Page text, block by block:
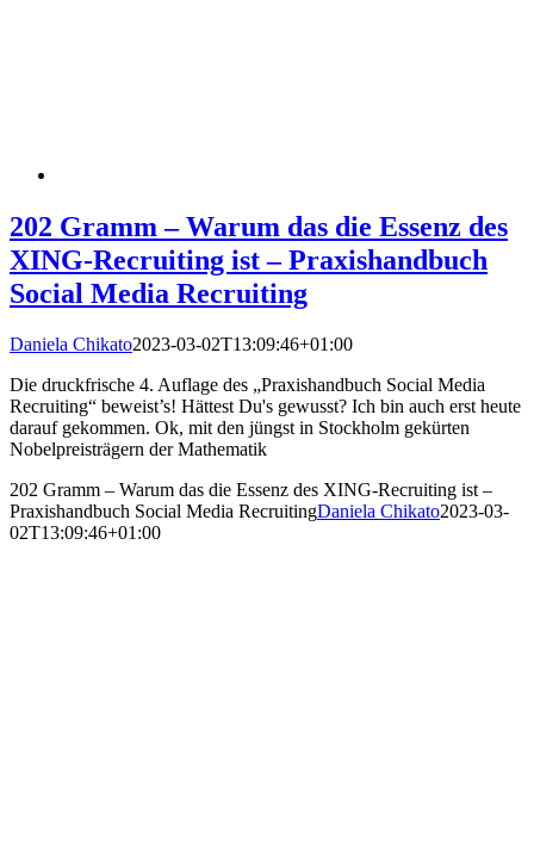
202 Gramm – Warum das die Essenz des
XING-Recruiting ist – Praxishandbuch
Social Media Recruiting
Daniela Chikato2023-03-02T13:09:46+01:00
Die druckfrische 4. Auflage des „Praxishandbuch Social Media
Recruiting“ beweist’s! Hättest Du's gewusst? Ich bin auch erst heute
darauf gekommen. Ok, mit den jüngst in Stockholm gekürten
Nobelpreisträgern der Mathematik
202 Gramm – Warum das die Essenz des XING-Recruiting ist –
Praxishandbuch Social Media RecruitingDaniela Chikato2023-03-
02T13:09:46+01:00